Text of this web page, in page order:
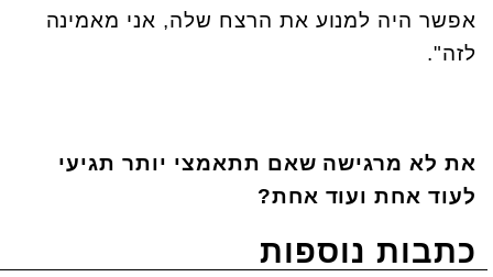
אפשר היה למנוע את הרצח שלה, אני מאמינה
לזה".
את לא מרגישה שאם תתאמצי יותר תגיעי
לעוד אחת ועוד אחת?
כתבות נוספות